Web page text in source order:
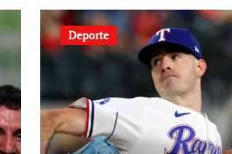
Deporte